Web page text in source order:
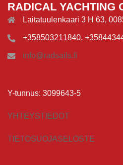
RADICAL YACHTING
Laitatuulenkaari 3 H 63,
+358503211840,
info@radsails.fi
Y-tunnus: 3099643-5
YHTEYSTIEDOT
TIETOSUOJASELOSTE